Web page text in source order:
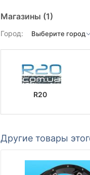
Магазины (1)
Город:
R20
Другие товары